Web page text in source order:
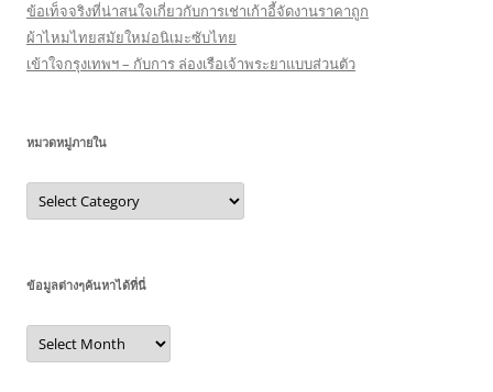
ข้อเท็จจริงที่น่าสนใจเกี่ยวกับการเช่าเก้าอี้จัดงานราคาถูก
ผ้าไหมไทยสมัยใหม่อนิเมะซับไทย
เข้าใจกรุงเทพฯ – กับการ ล่องเรือเจ้าพระยาแบบส่วนตัว
หมวดหมู่ภายใน
หมวด
หมู่
ภายใน
ข้อมูลต่างๆค้นหาได้ที่นี่
ข้อมูล
ต่างๆ
ค้นหา